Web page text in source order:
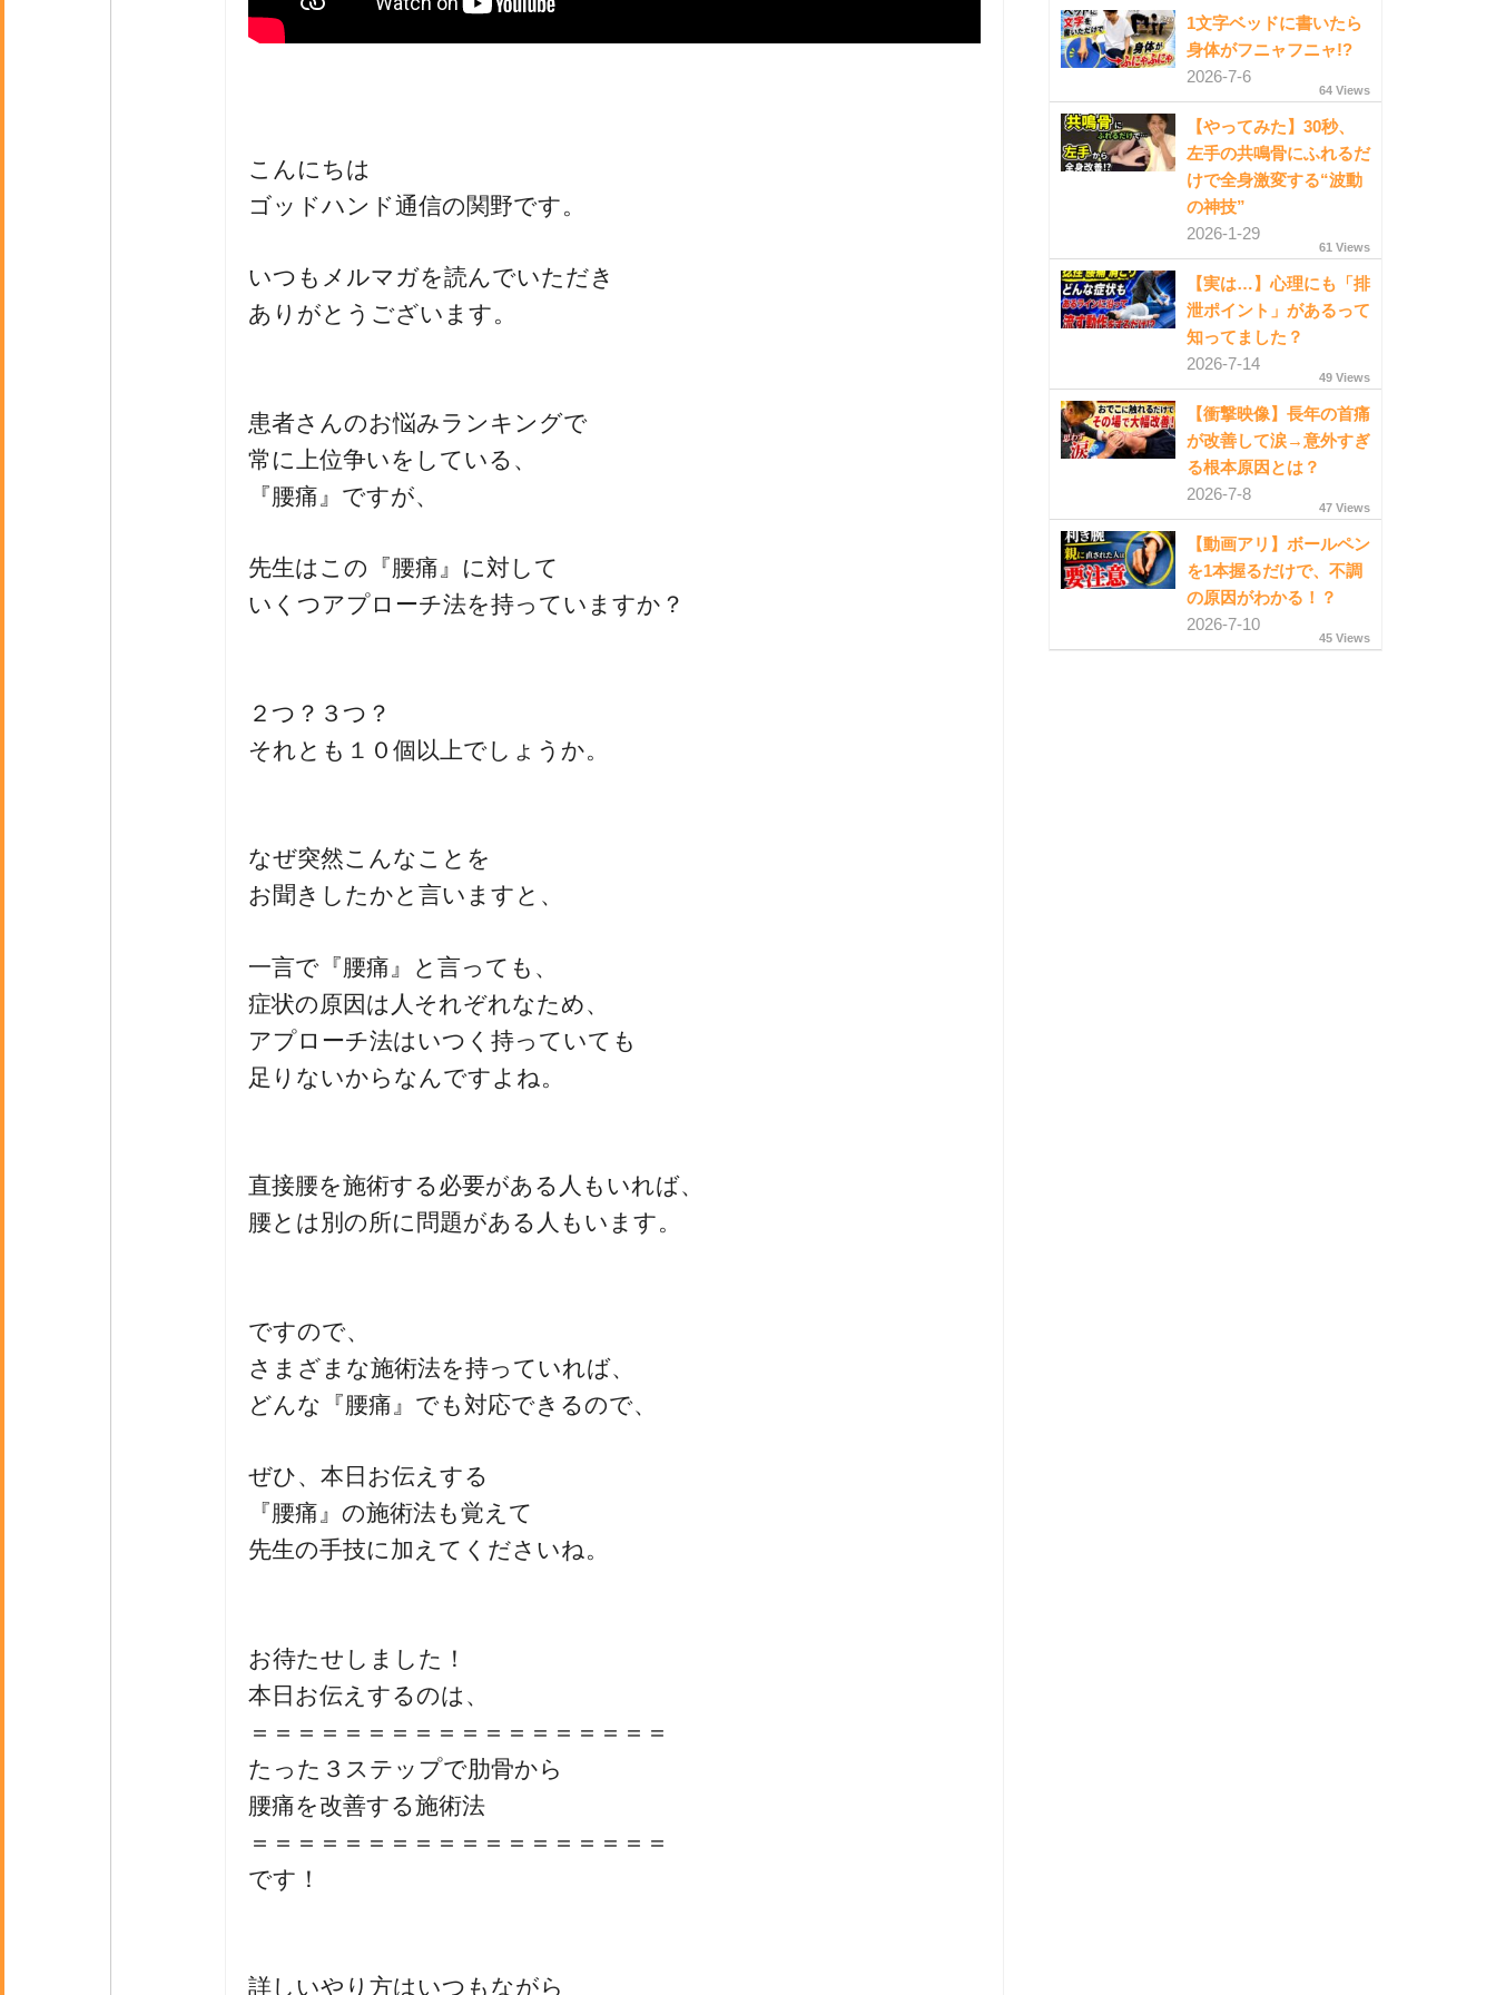
こんにちは
ゴッドハンド通信の関野です。
いつもメルマガを読んでいただき
ありがとうございます。
患者さんのお悩みランキングで
常に上位争いをしている、
『腰痛』ですが、
先生はこの『腰痛』に対して
いくつアプローチ法を持っていますか？
２つ？３つ？
それとも１０個以上でしょうか。
なぜ突然こんなことを
お聞きしたかと言いますと、
一言で『腰痛』と言っても、
症状の原因は人それぞれなため、
アプローチ法はいつく持っていても
足りないからなんですよね。
直接腰を施術する必要がある人もいれば、
腰とは別の所に問題がある人もいます。
ですので、
さまざまな施術法を持っていれば、
どんな『腰痛』でも対応できるので、
ぜひ、本日お伝えする
『腰痛』の施術法も覚えて
先生の手技に加えてくださいね。
お待たせしました！
本日お伝えするのは、
＝＝＝＝＝＝＝＝＝＝＝＝＝＝＝＝＝＝
たった３ステップで肋骨から
腰痛を改善する施術法
＝＝＝＝＝＝＝＝＝＝＝＝＝＝＝＝＝＝
です！
詳しいやり方はいつもながら
1文字ベッドに書いたら
身体がフニャフニャ!?
2026-7-6
64 Views
【やってみた】30秒、
左手の共鳴骨にふれるだ
けで全身激変する“波動
の神技”
2026-1-29
61 Views
【実は…】心理にも「排
泄ポイント」があるって
知ってました？
2026-7-14
49 Views
【衝撃映像】長年の首痛
が改善して涙→意外すぎ
る根本原因とは？
2026-7-8
47 Views
【動画アリ】ボールペン
を1本握るだけで、不調
の原因がわかる！？
2026-7-10
45 Views